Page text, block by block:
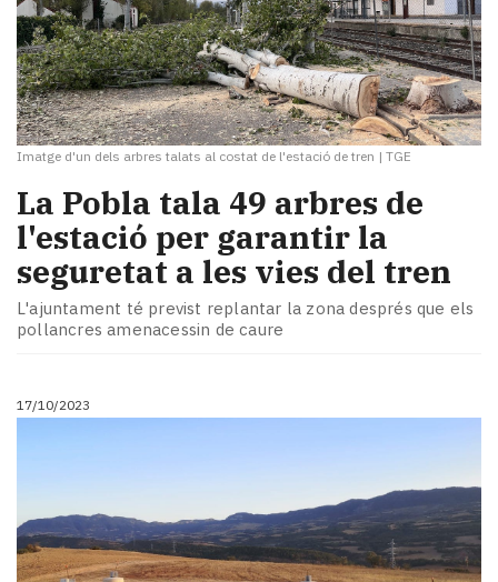
Imatge d'un dels arbres talats al costat de l'estació de tren | TGE
La Pobla tala 49 arbres de
l'estació per garantir la
seguretat a les vies del tren
L'ajuntament té previst replantar la zona després que els
pollancres amenacessin de caure
17/10/2023